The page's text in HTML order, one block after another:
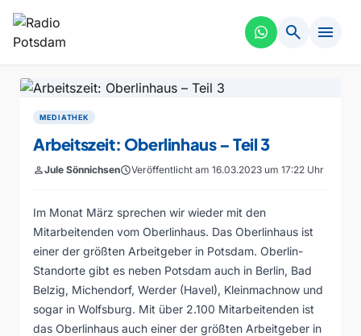
search menu
MEDIATHEK
Arbeitszeit: Oberlinhaus – Teil 3
personJule SönnichsenscheduleVeröffentlicht am 16.03.2023 um 17:22 Uhr
Im Monat März sprechen wir wieder mit den
Mitarbeitenden vom Oberlinhaus. Das Oberlinhaus ist
einer der größten Arbeitgeber in Potsdam. Oberlin-
Standorte gibt es neben Potsdam auch in Berlin, Bad
Belzig, Michendorf, Werder (Havel), Kleinmachnow und
sogar in Wolfsburg. Mit über 2.100 Mitarbeitenden ist
das Oberlinhaus auch einer der größten Arbeitgeber in